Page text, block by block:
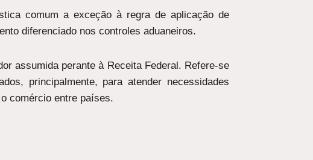
comum a exceção à regra de aplicação de
diferenciado nos controles aduaneiros.
assumida perante à Receita Federal. Refere-se
principalmente, para atender necessidades
comércio entre países.